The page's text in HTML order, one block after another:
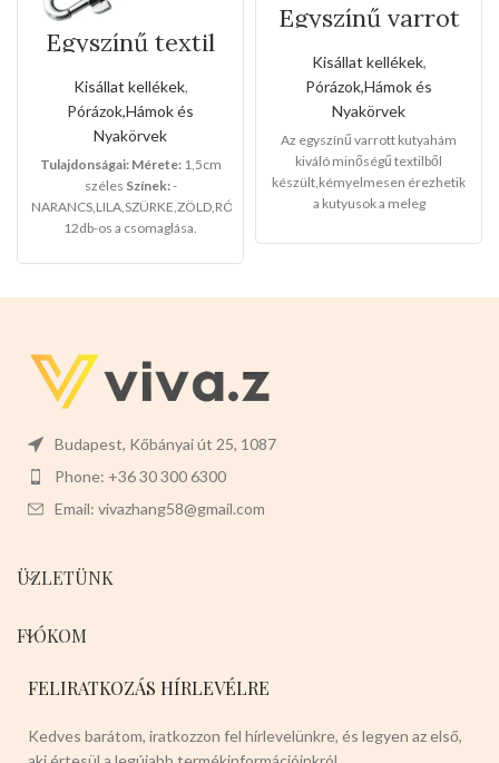
Egyszínű textil
kézipóráz(Kis
méret)
Kisállat kellékek,
Pórázok,Hámok és
Nyakörvek
Tulajdonságai: Mérete:1,5cm
széles Színek:-
NARANCS,LILA,SZÜRKE,ZÖLD,RÓZSASZÍN,PIROS
12db-os a csomaglása.
Egyszínű varrot
kutyahám(Kis
méret)
Kisállat kellékek,
Pórázok,Hámok és
Nyakörvek
Az egyszínű varrott kutyahám
kiváló minőségű textilből
készült,kémyelmesen érezhetik
a kutyusok a meleg
kedvencei lesz a
SÖTÉT KÉK -PIROS -RÓZSASZÍN
Budapest, Kőbányai út 25, 1087
Phone: +36 30 300 6300
Email: vivazhang58@gmail.com
ÜZLETÜNK
FIÓKOM
FELIRATKOZÁS HÍRLEVÉLRE
Kedves barátom, iratkozzon fel hírlevelünkre, és legyen az első,